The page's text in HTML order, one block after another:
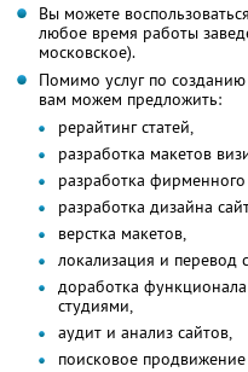
Вы можете
любое время работы
московское).
Помимо услуг по
вам можем предложить:
рерайтинг статей,
разработка макетов
разработка
разработка дизайна
верстка макетов,
локализация и перевод
доработка
студиями,
аудит и анализ сайтов,
поисковое